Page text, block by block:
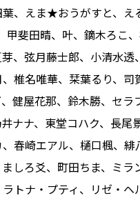
、えま★おうがすと、
甲斐田晴、叶、鏑木ろこ
、弦月藤士郎、小清水
椎名唯華、栞葉るり、司
健屋花那、鈴木勝、セ
ナナ、東堂コハク、長尾
春崎エアル、樋口楓、
しろ爻、町田ちま、ミ
トナ・プティ、リゼ・